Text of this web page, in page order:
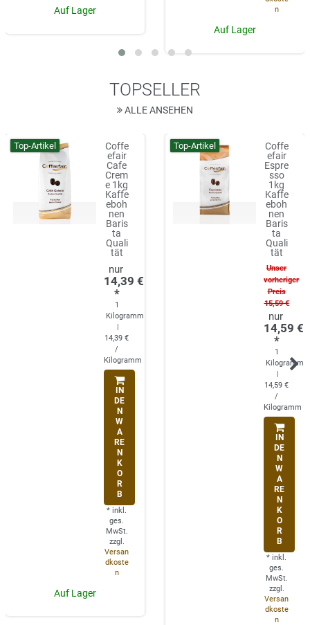
Auf Lager
n
Auf Lager
TOPSELLER
ALLE ANSEHEN
Top-Artikel
Coffe
efair
Cafe
Crem
e 1kg
Kaffe
eboh
nen
Baris
ta
Quali
tät
14,39 €
*
1
Kilogramm
|
14,39 €
/
Kilogramm
IN
DE
N
W
A
RE
N
K
O
R
B
* inkl.
ges.
MwSt.
zzgl.
Versan
dkoste
n
Auf Lager
Top-Artikel
Coffe
efair
Espre
sso
1kg
Kaffe
eboh
nen
Baris
ta
Quali
tät
Unser
vorheriger
Preis
15,59 €
14,59 €
*
1
Kilogramm
|
14,59 €
/
Kilogramm
IN
DE
N
W
A
RE
N
K
O
R
B
* inkl.
ges.
MwSt.
zzgl.
Versan
dkoste
n